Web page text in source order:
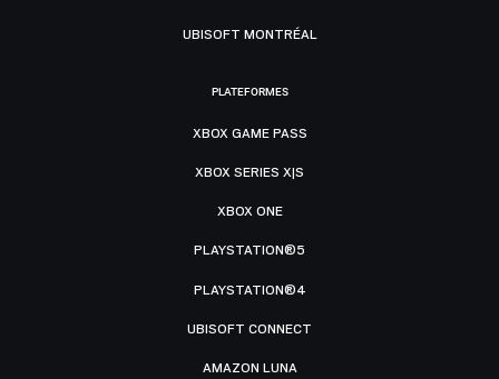
UBISOFT MONTRÉAL
PLATEFORMES
XBOX GAME PASS
XBOX SERIES X|S
XBOX ONE
PLAYSTATION®5
PLAYSTATION®4
UBISOFT CONNECT
AMAZON LUNA